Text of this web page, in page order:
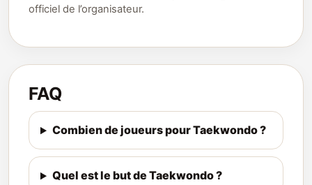
officiel de l’organisateur.
FAQ
Combien de joueurs pour Taekwondo ?
Quel est le but de Taekwondo ?